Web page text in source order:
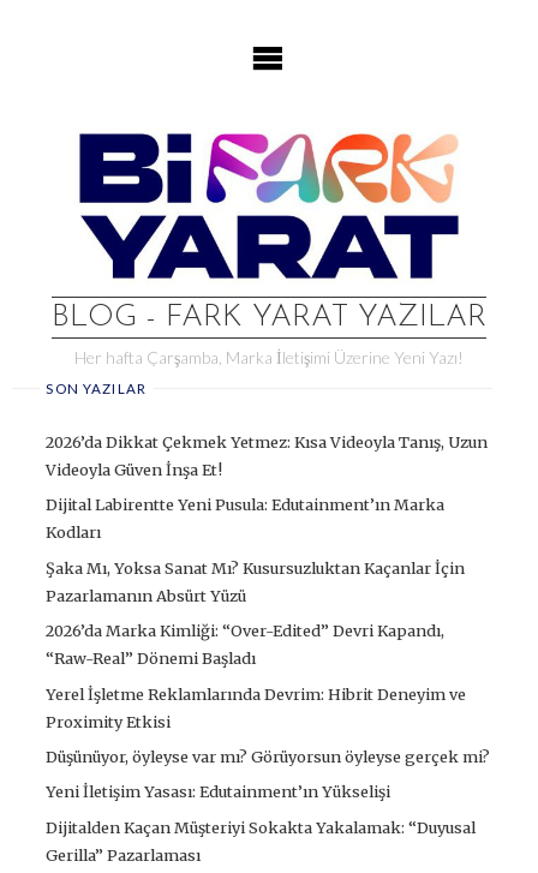
BLOG - FARK YARAT YAZILAR
Her hafta Çarşamba, Marka İletişimi Üzerine Yeni Yazı!
SON YAZILAR
2026’da Dikkat Çekmek Yetmez: Kısa Videoyla Tanış, Uzun
Videoyla Güven İnşa Et!
Dijital Labirentte Yeni Pusula: Edutainment’ın Marka
Kodları
Şaka Mı, Yoksa Sanat Mı? Kusursuzluktan Kaçanlar İçin
Pazarlamanın Absürt Yüzü
2026’da Marka Kimliği: “Over-Edited” Devri Kapandı,
“Raw-Real” Dönemi Başladı
Yerel İşletme Reklamlarında Devrim: Hibrit Deneyim ve
Proximity Etkisi
Düşünüyor, öyleyse var mı? Görüyorsun öyleyse gerçek mi?
Yeni İletişim Yasası: Edutainment’ın Yükselişi
Dijitalden Kaçan Müşteriyi Sokakta Yakalamak: “Duyusal
Gerilla” Pazarlaması